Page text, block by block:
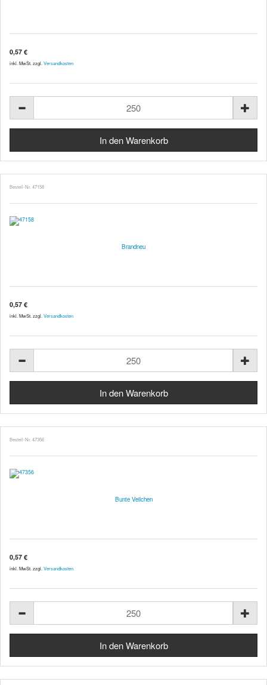
0,57 €
inkl. MwSt. zzgl. Versandkosten
Bestell-Nr. 47158
Brandneu
0,57 €
inkl. MwSt. zzgl. Versandkosten
Bestell-Nr. 47356
Bunte Veilchen
0,57 €
inkl. MwSt. zzgl. Versandkosten